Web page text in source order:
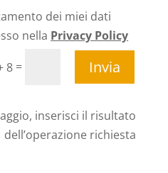
dei miei dati
nella Privacy Policy
8 = Invia
inserisci il risultato
dell’operazione richiesta